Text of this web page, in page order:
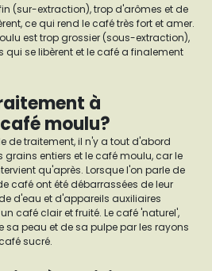
(sur-extraction), trop d'arômes et de
ce qui rend le café très fort et amer.
est trop grossier (sous-extraction),
qui se libèrent et le café a finalement
à
moulu?
de traitement, il n'y a tout d'abord
grains entiers et le café moulu, car le
qu'après. Lorsque l'on parle de
café ont été débarrassées de leur
d'eau et d'appareils auxiliaires
café clair et fruité. Le café 'naturel',
sa peau et de sa pulpe par les rayons
sucré.